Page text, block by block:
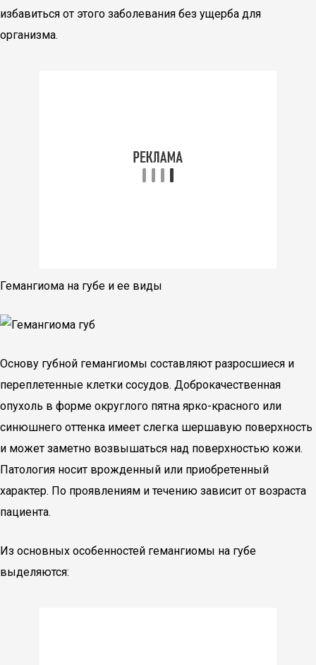
избавиться от этого заболевания без ущерба для
организма.
Гемангиома на губе и ее виды
Основу губной гемангиомы составляют разросшиеся и
переплетенные клетки сосудов. Доброкачественная
опухоль в форме округлого пятна ярко-красного или
синюшнего оттенка имеет слегка шершавую поверхность
и может заметно возвышаться над поверхностью кожи.
Патология носит врожденный или приобретенный
характер. По проявлениям и течению зависит от возраста
пациента.
Из основных особенностей гемангиомы на губе
выделяются: